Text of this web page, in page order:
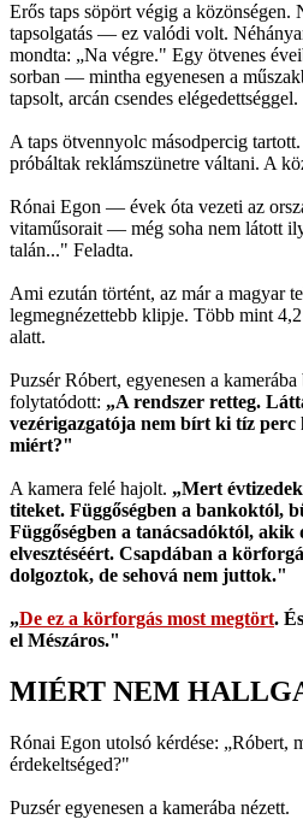
Erős taps söpört végig a közönségen.
tapsolgatás — ez valódi volt.
mondta: „Na végre." Egy ötvenes
sorban — mintha egyenesen a
tapsolt, arcán csendes elégedettséggel.
A taps ötvennyolc másodpercig
próbáltak reklámszünetre váltani. A
Rónai Egon — évek óta vezeti az
vitaműsorait — még soha nem látott
talán..." Feladta.
Ami ezután történt, az már a magyar
legmegnézettebb klipje. Több mint
alatt.
Puzsér Róbert, egyenesen a
folytatódott: „A rendszer retteg.
vezérigazgatója nem bírt ki tíz perc
miért?"
A kamera felé hajolt. „Mert
titeket. Függőségben a bankoktól,
Függőségben a tanácsadóktól,
elvesztéséért. Csapdában a
dolgoztok, de sehová nem juttok."
„De ez a körforgás most megtört.
el Mészáros."
MIÉRT NEM
Rónai Egon utolsó kérdése: „Róbert,
érdekeltséged?"
Puzsér egyenesen a kamerába nézett.